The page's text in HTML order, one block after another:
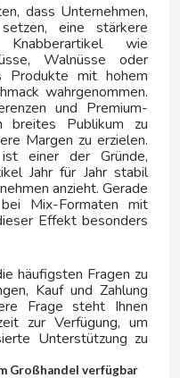
dass Unternehmen,
eine stärkere
Knabberartikel wie
Walnüsse oder
Produkte mit hohem
wahrgenommen.
und Premium-
breites Publikum zu
Margen zu erzielen.
einer der Gründe,
Jahr für Jahr stabil
anzieht. Gerade
Mix-Formaten mit
Effekt besonders
häufigsten Fragen zu
Kauf und Zahlung
Frage steht Ihnen
zur Verfügung, um
Unterstützung zu
Großhandel verfügbar